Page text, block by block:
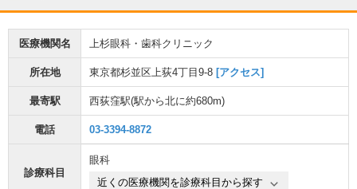
医療機関名 上杉眼科・歯科クリニック
所在地 東京都杉並区上荻4丁目9-8 [アクセス]
最寄駅 西荻窪駅(駅から北に約680m)
電話 03-3394-8872
診療科目
眼科
近くの医療機関を診療科目から探す